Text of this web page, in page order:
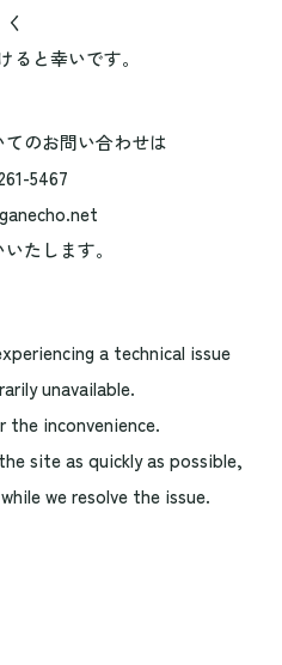
く
ると幸いです。
のお問い合わせは
5467
たします。
a technical issue
unavailable.
the inconvenience.
site as quickly as possible,
we resolve the issue.